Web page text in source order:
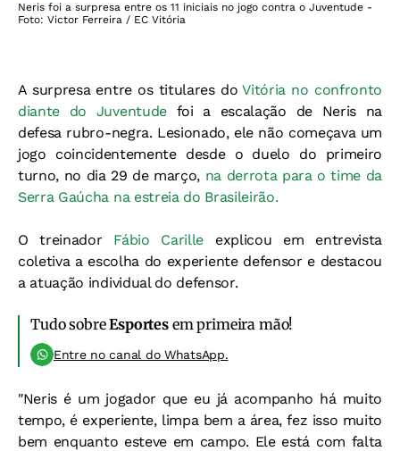
Neris foi a surpresa entre os 11 iniciais no jogo contra o Juventude -
Foto: Victor Ferreira / EC Vitória
A surpresa entre os titulares doVitória no confronto
diante do Juventudefoi a escalação de Neris na
defesa rubro-negra. Lesionado, ele não começava um
jogo coincidentemente desde o duelo do primeiro
turno, no dia 29 de março, na derrota para o time da
Serra Gaúcha na estreia do Brasileirão.
O treinador Fábio Carille explicou em entrevista
coletiva a escolha do experiente defensor e destacou
a atuação individual do defensor.
Tudo sobreEsportesem primeira mão!
Entre no canal do WhatsApp.
"Neris é um jogador que eu já acompanho há muito
tempo, é experiente, limpa bem a área, fez isso muito
bem enquanto esteve em campo. Ele está com falta